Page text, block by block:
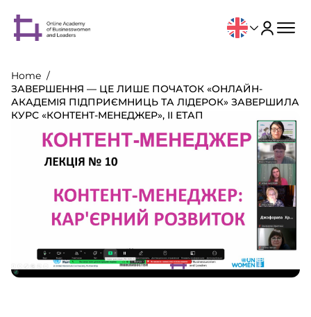
Home
ЗАВЕРШЕННЯ — ЦЕ ЛИШЕ ПОЧАТОК «ОНЛАЙН-
АКАДЕМІЯ ПІДПРИЄМНИЦЬ ТА ЛІДЕРОК» ЗАВЕРШИЛА
КУРС «КОНТЕНТ-МЕНЕДЖЕР», II ЕТАП